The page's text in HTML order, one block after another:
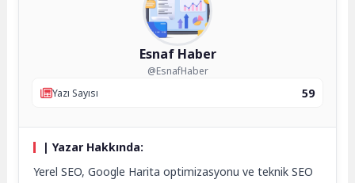
Esnaf Haber
@EsnafHaber
Yazı Sayısı
59
| Yazar Hakkında:
Yerel SEO, Google Harita optimizasyonu ve teknik SEO